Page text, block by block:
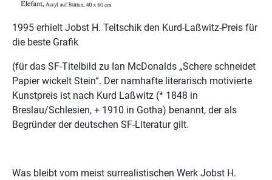
1995 erhielt Jobst H. Teltschik den Kurd-Laßwitz-Preis für
die beste Grafik
(für das SF-Titelbild zu Ian McDonalds „Schere schneidet
Papier wickelt Stein“. Der namhafte literarisch motivierte
Kunstpreis ist nach Kurd Laßwitz (* 1848 in
Breslau/Schlesien, + 1910 in Gotha) benannt, der als
Begründer der deutschen SF-Literatur gilt.
Was bleibt vom meist surrealistischen Werk Jobst H.